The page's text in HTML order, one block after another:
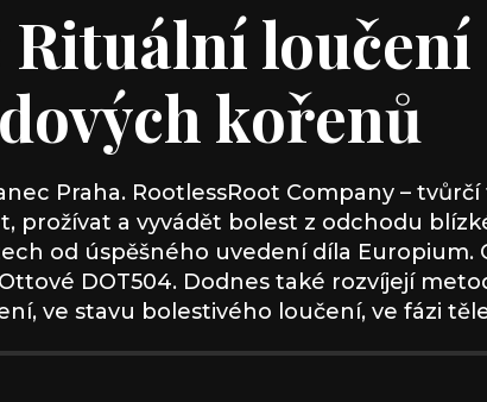
Rituální
kořenů
Praha. RootlessRoot Company –
a vyvádět bolest z odchodu
od úspěšného uvedení díla
DOT504. Dodnes také rozvíjejí
ve stavu bolestivého loučení, ve fázi